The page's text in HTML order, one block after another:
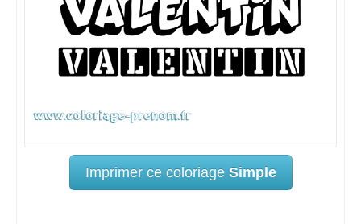
Imprimer ce coloriage Simple